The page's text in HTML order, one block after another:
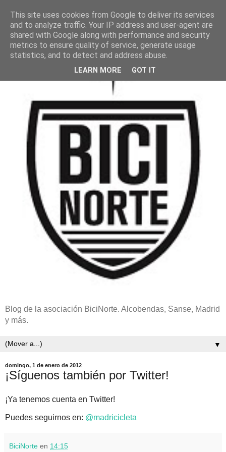
Blog de la asociación BiciNorte. Alcobendas, Sanse, Madrid
y más.
▼
domingo, 1 de enero de 2012
¡Síguenos también por Twitter!
¡Ya tenemos cuenta en Twitter!
Puedes seguirnos en: @madricicleta
BiciNorte en 14:15
This site uses cookies from Google to deliver its services
and to analyze traffic. Your IP address and user-agent are
shared with Google along with performance and security
metrics to ensure quality of service, generate usage
statistics, and to detect and address abuse.
LEARN MORE GOT IT